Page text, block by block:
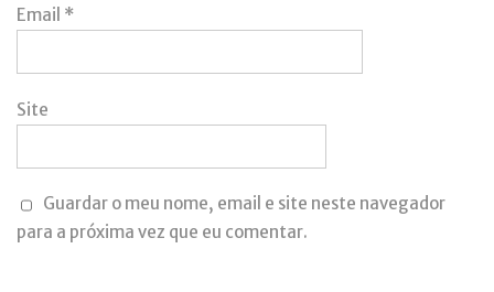
Email *
Site
Guardar o meu nome, email e site neste navegador
para a próxima vez que eu comentar.